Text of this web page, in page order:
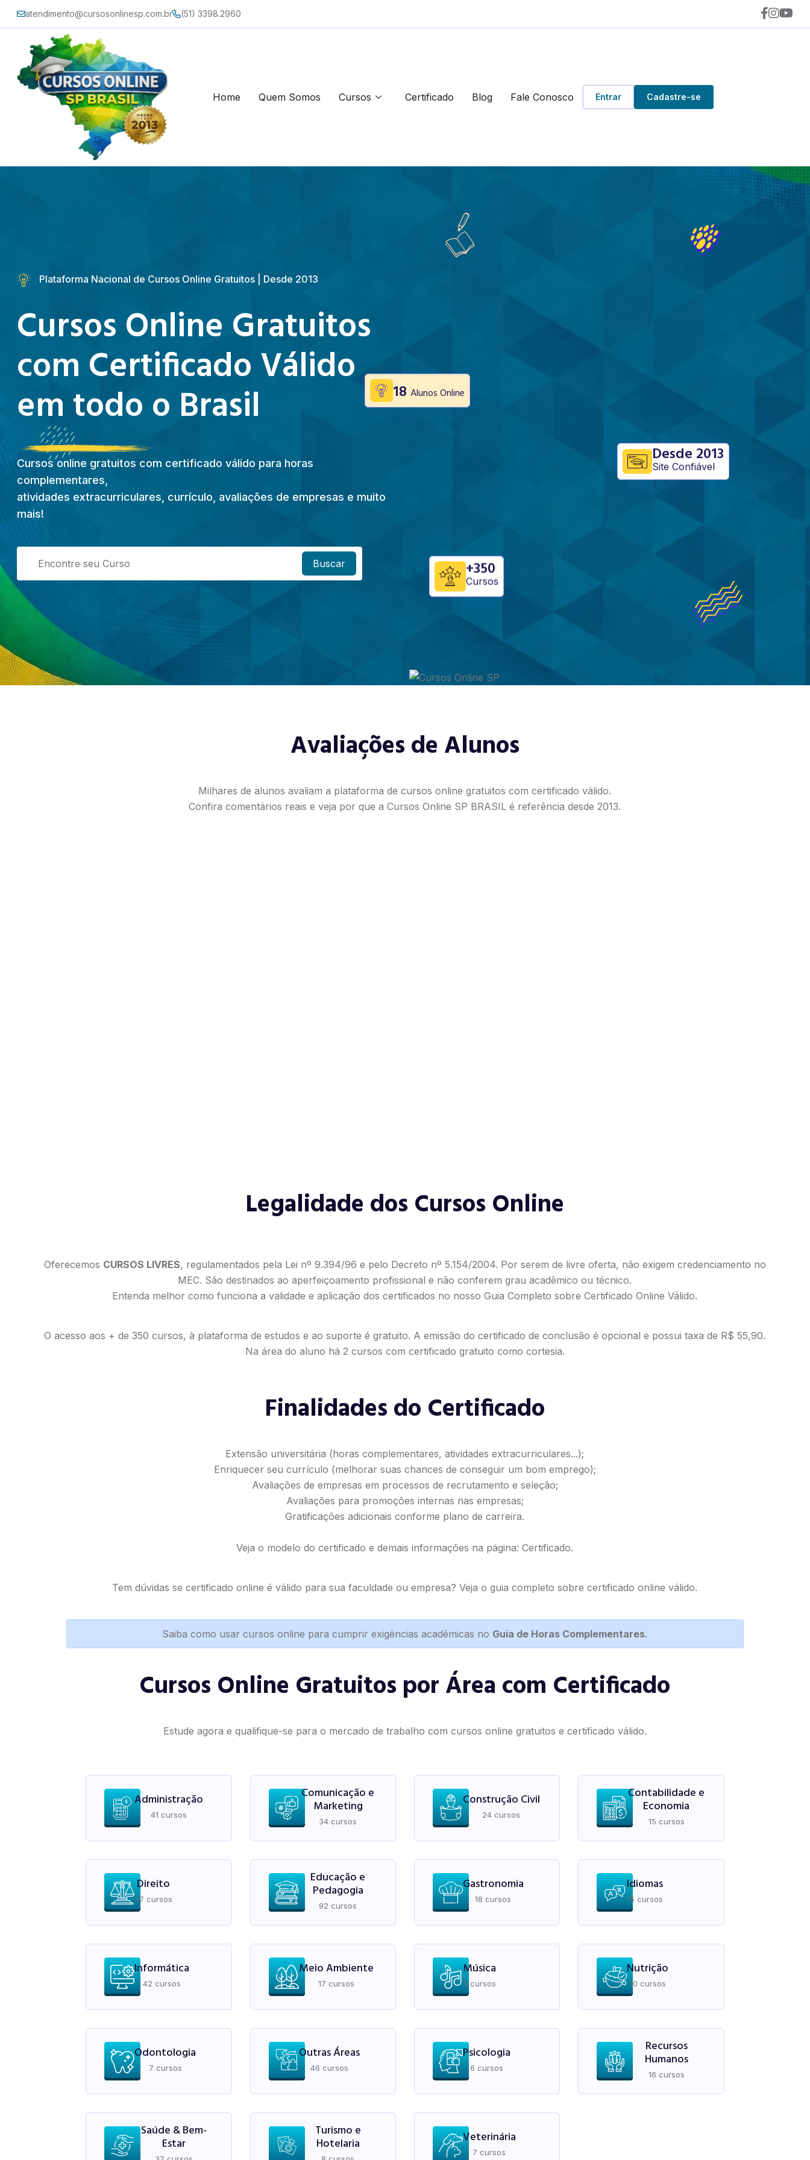
atendimento@cursosonlinesp.com.br (51) 3398.2960
Home Quem Somos Cursos Certificado Blog Fale Conosco Entrar Cadastre-se
Plataforma Nacional de Cursos Online Gratuitos | Desde 2013
Cursos Online Gratuitos
com Certificado Válido
em todo o Brasil
Cursos online gratuitos com certificado válido para horas
complementares,
atividades extracurriculares, currículo, avaliações de empresas e muito
mais!
Buscar +350
Cursos
Desde 2013
Site Confiável
18 Alunos Online
Avaliações de Alunos
Milhares de alunos avaliam a plataforma de cursos online gratuitos com certificado válido.
Confira comentários reais e veja por que a Cursos Online SP BRASIL é referência desde 2013.
Legalidade dos Cursos Online
Oferecemos CURSOS LIVRES, regulamentados pela Lei nº 9.394/96 e pelo Decreto nº 5.154/2004. Por serem de livre oferta, não exigem credenciamento no
MEC. São destinados ao aperfeiçoamento profissional e não conferem grau acadêmico ou técnico.
Entenda melhor como funciona a validade e aplicação dos certificados no nossoGuia Completo sobre Certificado Online Válido.
O acesso aos + de 350 cursos, à plataforma de estudos e ao suporte é gratuito. A emissão do certificado de conclusão é opcional e possui taxa de R$ 55,90.
Na área do aluno há 2 cursos com certificado gratuito como cortesia.
Finalidades do Certificado
Extensão universitária (horas complementares, atividades extracurriculares...);
Enriquecer seu currículo (melhorar suas chances de conseguir um bom emprego);
Avaliações de empresas em processos de recrutamento e seleção;
Avaliações para promoções internas nas empresas;
Gratificações adicionais conforme plano de carreira.
Veja o modelo do certificado e demais informações na página:Certificado.
Tem dúvidas se certificado online é válido para sua faculdade ou empresa? Veja oguia completo sobre certificado online válido.
Saiba como usar cursos online para cumprir exigências acadêmicas no Guia de Horas Complementares.
Cursos Online Gratuitos por Área com Certificado
Estude agora e qualifique-se para o mercado de trabalho com cursos online gratuitos e certificado válido.
Administração
41 cursos
Comunicação e
Marketing
34 cursos
Construção Civil
24 cursos
Contabilidade e
Economia
15 cursos
Direito
37 cursos
Educação e
Pedagogia
92 cursos
Gastronomia
18 cursos
Idiomas
15 cursos
Informática
42 cursos
Meio Ambiente
17 cursos
Música
5 cursos
Nutrição
10 cursos
Odontologia
7 cursos
Outras Áreas
46 cursos
Psicologia
6 cursos
Recursos
Humanos
16 cursos
Saúde & Bem-
Estar
Turismo e
Hotelaria Veterinária
7 cursos